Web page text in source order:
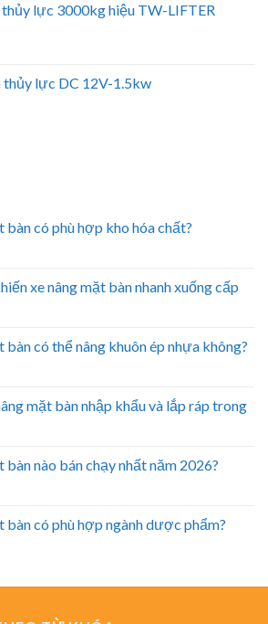
thủy lực 3000kg hiệu TW-LIFTER
thủy lực DC 12V-1.5kw
bàn có phù hợp kho hóa chất?
xe nâng mặt bàn nhanh xuống cấp
bàn có thể nâng khuôn ép nhựa không?
mặt bàn nhập khẩu và lắp ráp trong
bàn nào bán chạy nhất năm 2026?
bàn có phù hợp ngành dược phẩm?